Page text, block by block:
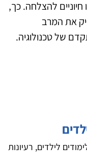
חיוניים להצלחה. כך,
את המרב
של טכנולוגיה.
לילדים, רעיונות